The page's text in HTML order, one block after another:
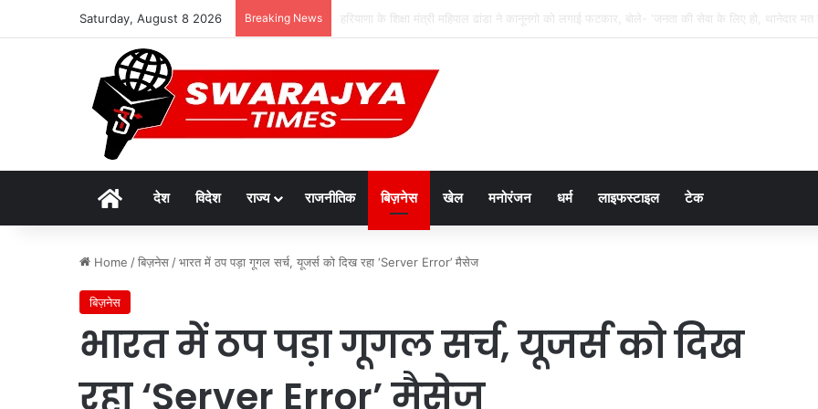
Saturday, August 8 2026 Breaking News रक्षाबंधन पर लगेगा साल का दूसरा चंद्र ग्रहण, भारत में नहीं दिखेगा ‘ब्लड मून’
Homeदेश विदेश राज्य राजनीतिक बिज़नेस खेल मनोरंजन धर्म लाइफस्टाइल टेक
Home /बिज़नेस /भारत में ठप पड़ा गूगल सर्च, यूजर्स को दिख रहा ‘Server Error’ मैसेज
बिज़नेस
भारत में ठप पड़ा गूगल सर्च, यूजर्स को दिख
रहा ‘Server Error’ मैसेज